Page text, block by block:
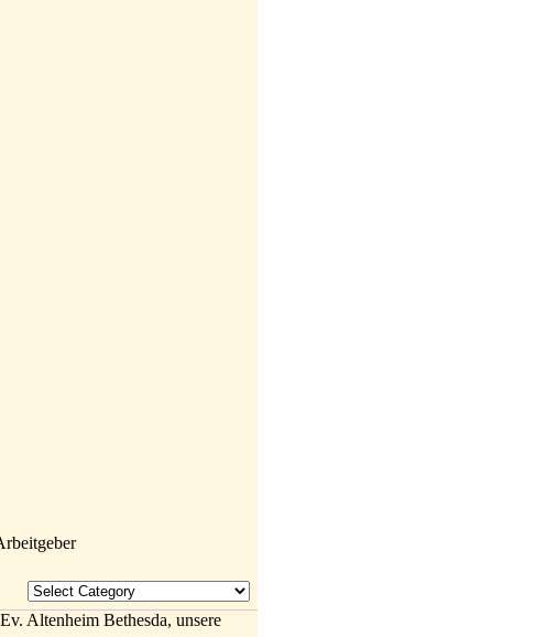
Altenheim Bethesda, unsere